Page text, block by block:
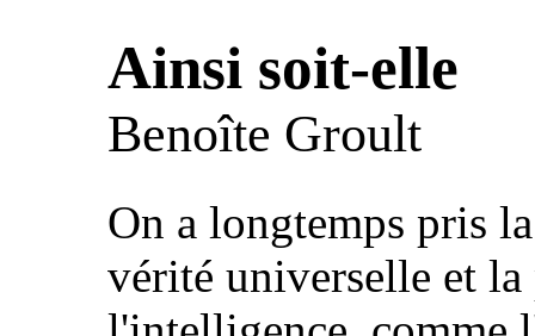
Ainsi soit-elle
Benoîte Groult
On a longtemps pris
vérité universelle et la